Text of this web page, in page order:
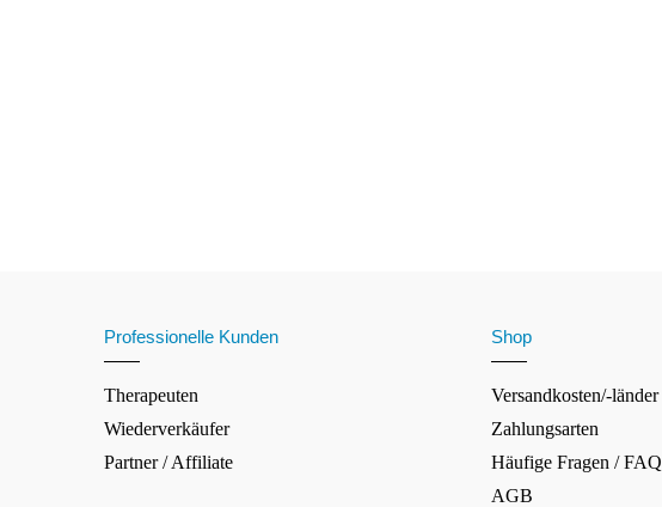
Professionelle Kunden
Therapeuten
Wiederverkäufer
Partner / Affiliate
Shop
Versandkosten/-länder
Zahlungsarten
Häufige Fragen / FAQ
AGB